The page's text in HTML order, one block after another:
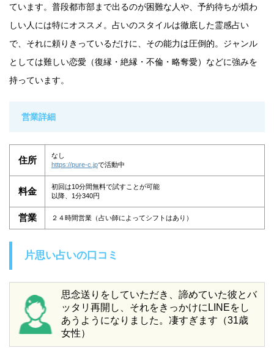
ています。普段都市部まで出るのが困難な人や、予約待ちが煩わ
しい人には特にオススメ。占いのスタイルは徹底した霊感占い
で、それに頼りきっているだけに、その能力は圧倒的。ジャンル
としては難しい恋愛（復縁・絶縁・不倫・略奪愛）などに強みを
持っています。
営業詳細
住所
なし
https://pure-c.jpで活動中
料金
初回は10分間無料で試すことが可能
以降、1分340円
営業 ２４時間営業（占い師によってシフトはあり）
片思い占いの口コミ
思念送りをしていただき、諦めていた彼とバ
ッタリ再開し、それをきっかけにLINEをし
あうようになりました。凄すぎます（31歳
女性）